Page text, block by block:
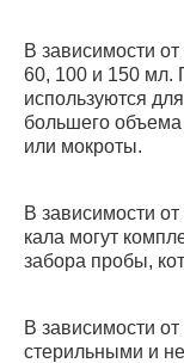
В зависимости
60, 100 и 150 мл.
используются
большего
или мокроты.
В зависимости
кала могут
забора пробы,
В зависимости
стерильными и